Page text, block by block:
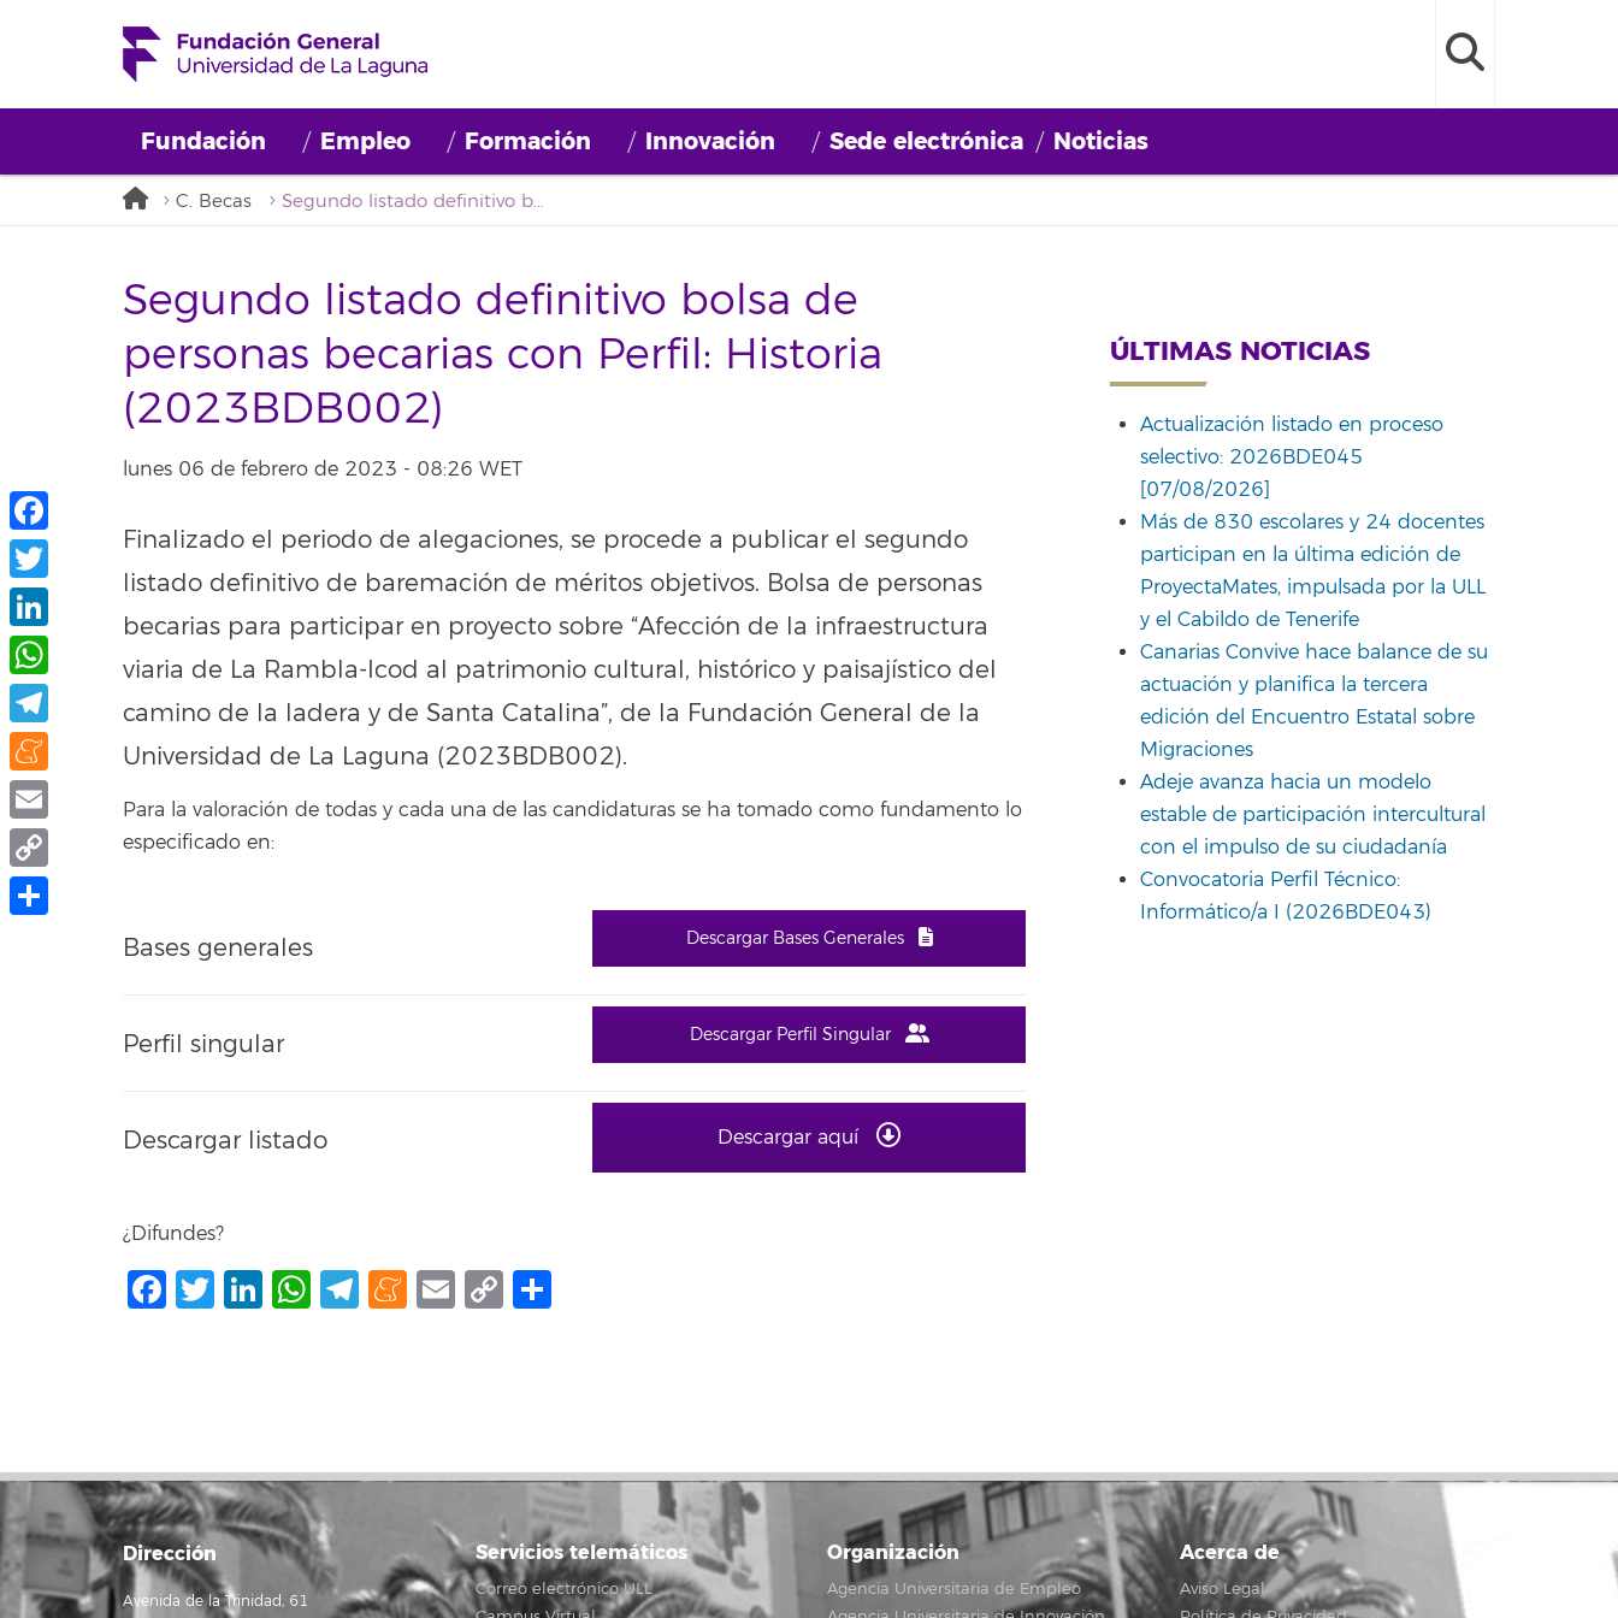
Fundación Empleo Formación Innovación Sede electrónica Noticias
C. Becas Segundo listado definitivo bolsa de personas becarias con Perfil: Historia (2023BDB002)
Segundo listado definitivo bolsa de
personas becarias con Perfil: Historia
(2023BDB002)
lunes 06 de febrero de 2023 - 08:26 WET
Finalizado el periodo de alegaciones, se procede a publicar el segundo
listado definitivo de baremación de méritos objetivos. Bolsa de personas
becarias para participar en proyecto sobre “Afección de la infraestructura
viaria de La Rambla-Icod al patrimonio cultural, histórico y paisajístico del
camino de la ladera y de Santa Catalina”, de la Fundación General de la
Universidad de La Laguna (2023BDB002).
Para la valoración de todas y cada una de las candidaturas se ha tomado como fundamento lo
especificado en:
Bases generales Descargar Bases Generales
Perfil singular Descargar Perfil Singular
Descargar listado Descargar aquí
¿Difundes?
Facebook
Twitter
LinkedIn
WhatsApp
Telegram
Meneame
Email
Copy
ÚLTIMAS NOTICIAS
Actualización listado en proceso
selectivo: 2026BDE045
[07/08/2026]
Más de 830 escolares y 24 docentes
participan en la última edición de
ProyectaMates, impulsada por la ULL
y el Cabildo de Tenerife
Canarias Convive hace balance de su
actuación y planifica la tercera
edición del Encuentro Estatal sobre
Migraciones
Adeje avanza hacia un modelo
estable de participación intercultural
con el impulso de su ciudadanía
Convocatoria Perfil Técnico:
Informático/a I (2026BDE043)
Dirección
Avenida de la Trinidad, 61
Servicios telemáticos
Correo electrónico ULL
Organización
Agencia Universitaria de Empleo
Acerca de
Aviso Legal
Facebook
Twitter
LinkedIn
WhatsApp
Telegram
Meneame
Email
Copy